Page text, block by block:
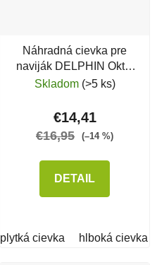
Náhradná cievka pre
naviják DELPHIN Oktis
12T SH Aluminium
Skladom (>5 ks)
€14,41
€16,95 (–14 %)
DETAIL
plytká cievka hlboká cievka